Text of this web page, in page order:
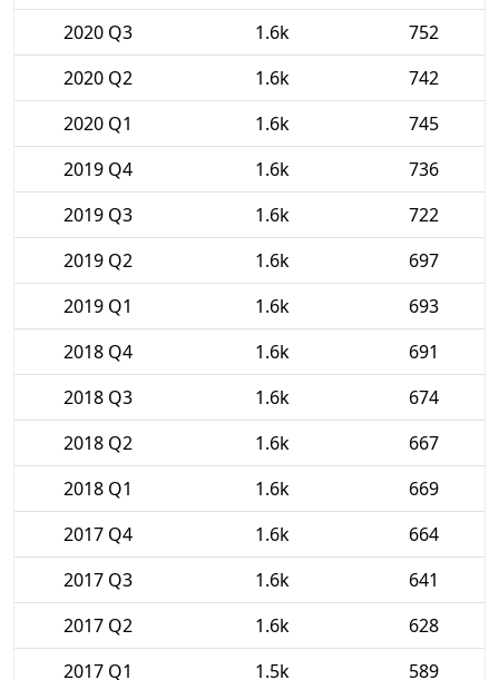
2020 Q3
1.6k
752
2020 Q2
1.6k
742
2020 Q1
1.6k
745
2019 Q4
1.6k
736
2019 Q3
1.6k
722
2019 Q2
1.6k
697
2019 Q1
1.6k
693
2018 Q4
1.6k
691
2018 Q3
1.6k
674
2018 Q2
1.6k
667
2018 Q1
1.6k
669
2017 Q4
1.6k
664
2017 Q3
1.6k
641
2017 Q2
1.6k
628
2017 Q1
1.5k 589